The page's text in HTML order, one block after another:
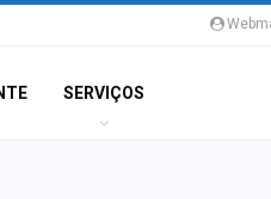
SERVIÇOS